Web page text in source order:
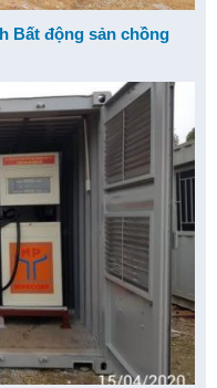
Bất động sản chồng